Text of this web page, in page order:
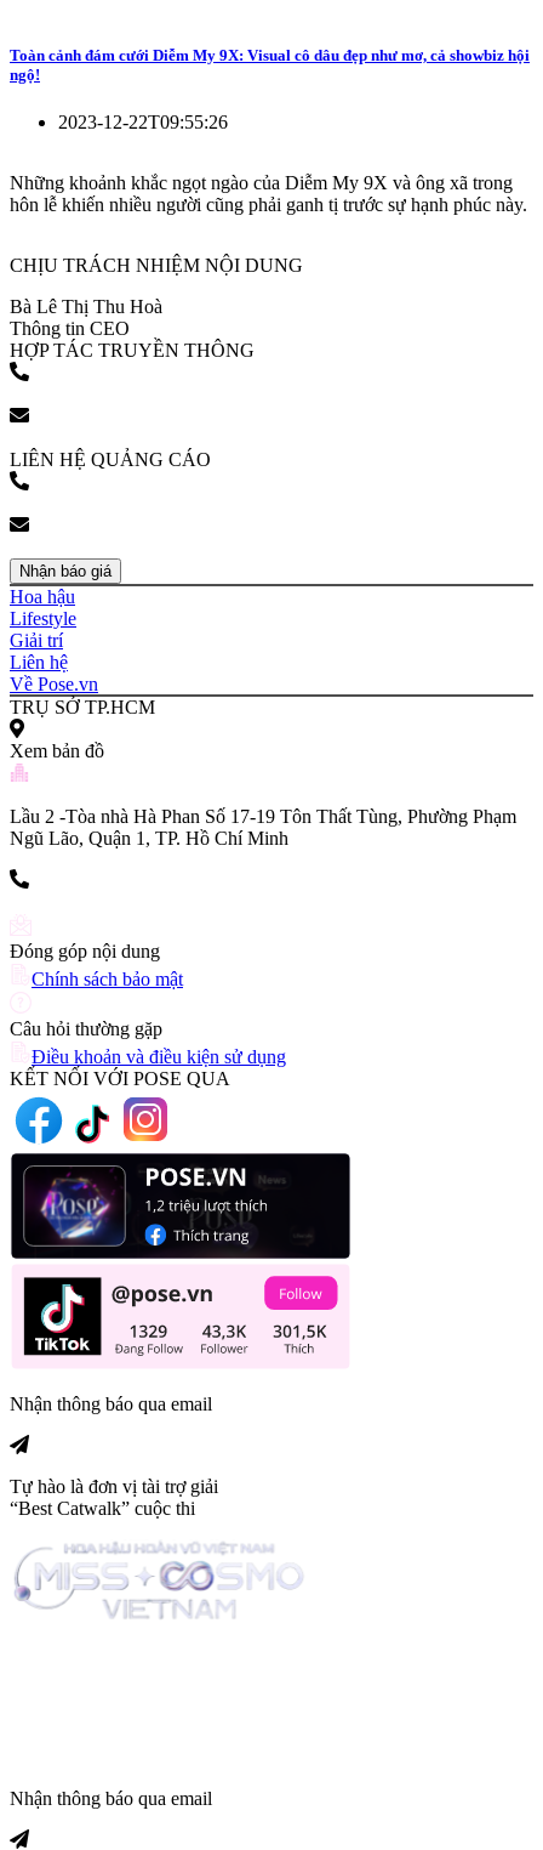
Toàn cảnh đám cưới Diễm My 9X: Visual cô dâu đẹp như mơ, cả showbiz hội
ngộ!
2023-12-22T09:55:26
Những khoảnh khắc ngọt ngào của Diễm My 9X và ông xã trong
hôn lễ khiến nhiều người cũng phải ganh tị trước sự hạnh phúc này.
CHỊU TRÁCH NHIỆM NỘI DUNG
Bà Lê Thị Thu Hoà
Thông tin CEO
HỢP TÁC TRUYỀN THÔNG
LIÊN HỆ QUẢNG CÁO
Nhận báo giá
Hoa hậu
Lifestyle
Giải trí
Liên hệ
Về Pose.vn
TRỤ SỞ TP.HCM
Xem bản đồ
Lầu 2 -Tòa nhà Hà Phan Số 17-19 Tôn Thất Tùng, Phường Phạm
Ngũ Lão, Quận 1, TP. Hồ Chí Minh
Đóng góp nội dung
Chính sách bảo mật
Câu hỏi thường gặp
Điều khoản và điều kiện sử dụng
KẾT NỐI VỚI POSE QUA
Nhận thông báo qua email
Tự hào là đơn vị tài trợ giải
“Best Catwalk” cuộc thi
Nhận thông báo qua email